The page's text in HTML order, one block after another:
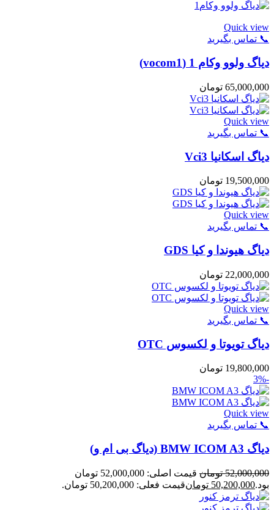
Quick view
📞 تماس بگیرید
دیاگ ولوو وکام 1 (vocom1)
65,000,000 تومان
Quick view
📞 تماس بگیرید
دیاگ اسکانیا Vci3
19,500,000 تومان
Quick view
📞 تماس بگیرید
دیاگ هیوندا و کیا GDS
22,000,000 تومان
Quick view
📞 تماس بگیرید
دیاگ تویوتا و لکسوس OTC
19,800,000 تومان
-3%
Quick view
📞 تماس بگیرید
دیاگ BMW ICOM A3 (دیاگ بی ام و)
52,000,000 تومان
قیمت اصلی: 52,000,000 تومان
بود.50,200,000 تومانقیمت فعلی: 50,200,000 تومان.